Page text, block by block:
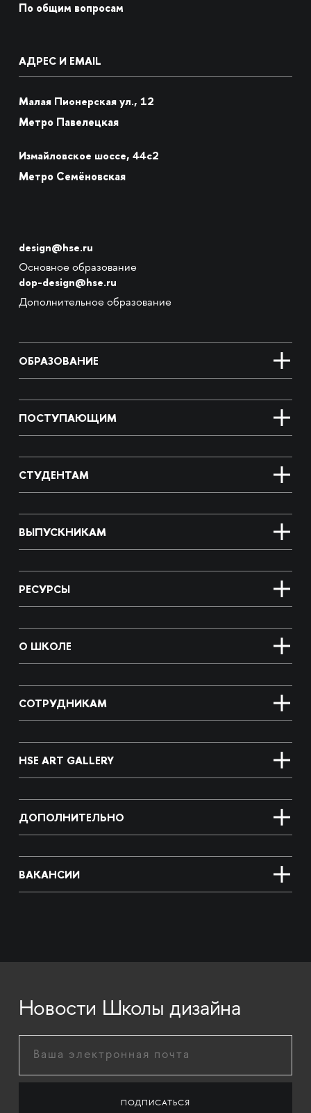
По общим вопросам
АДРЕС И EMAIL
Малая Пионерская ул., 12
Метро Павелецкая
Измайловское шоссе, 44с2
Метро Семёновская
design@hse.ru
Основное образование
dop-design@hse.ru
Дополнительное образование
ОБРАЗОВАНИЕ
ПОСТУПАЮЩИМ
СТУДЕНТАМ
ВЫПУСКНИКАМ
РЕСУРСЫ
О ШКОЛЕ
СОТРУДНИКАМ
HSE ART GALLERY
ДОПОЛНИТЕЛЬНО
ВАКАНСИИ
Новости Школы дизайна